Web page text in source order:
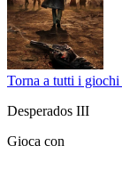
Torna a tutti i giochi
Desperados III
Gioca con